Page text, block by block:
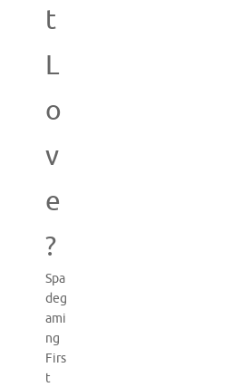
t
L
o
v
e
?
Spa
deg
ami
ng
Firs
t